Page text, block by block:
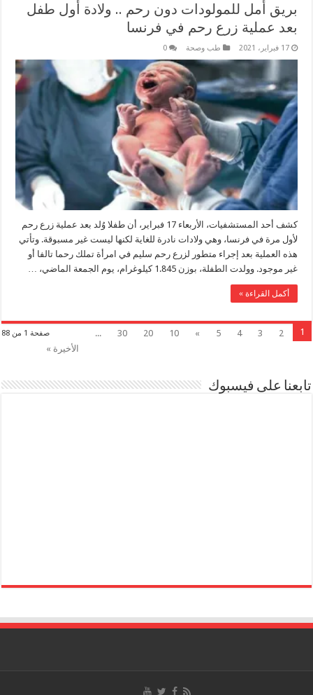
بريق أمل للمولودات دون رحم .. ولادة أول طفل
بعد عملية زرع رحم في فرنسا
17 فبراير، 2021 طب وصحة 0
كشف أحد المستشفيات، الأربعاء 17 فبراير، أن طفلا وُلد بعد عملية زرع رحم
لأول مرة في فرنسا، وهي ولادات نادرة للغاية لكنها ليست غير مسبوقة. وتأتي
هذه العملية بعد إجراء متطور لزرع رحم سليم في امرأة تملك رحما تالفا أو
غير موجود. وولدت الطفلة، بوزن 1.845 كيلوغرام، يوم الجمعة الماضي، …
أكمل القراءة »
صفحة 1 من 88 1
2
3
4
5
»
10
20
30
...
الأخيرة »
تابعنا على فيسبوك